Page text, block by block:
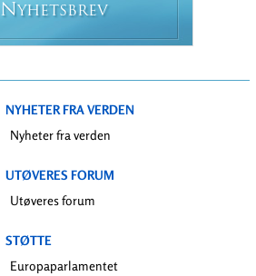
NYHETSBREV
NYHETER FRA VERDEN
Nyheter fra verden
UTØVERES FORUM
Utøveres forum
STØTTE
Europaparlamentet